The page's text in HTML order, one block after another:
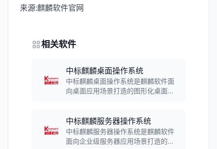
来源:麒麟软件官网
相关软件
中标麒麟桌面操作系统
中标麒麟桌面操作系统是麒麟软件面
向桌面应用场景打造的图形化桌面操
等，满足不同客户的要求，已广泛应
用于能源、金融、交通、政府、央企
等行业领域。
中标麒麟服务器操作系统
中标麒麟服务器操作系统是麒麟软件
面向企业级服务器应用场景打造的服